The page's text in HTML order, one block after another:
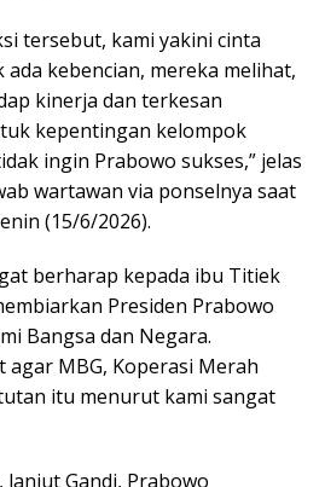
tersebut, kami yakini cinta
kebencian, mereka melihat,
kinerja dan terkesan
kepentingan kelompok
ingin Prabowo sukses,” jelas
wartawan via ponselnya saat
(15/6/2026).
berharap kepada ibu Titiek
Presiden Prabowo
Bangsa dan Negara.
agar MBG, Koperasi Merah
itu menurut kami sangat
lanjut Gandi, Prabowo